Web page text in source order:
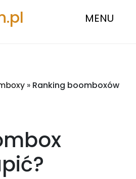
MENU
» Ranking boomboxów